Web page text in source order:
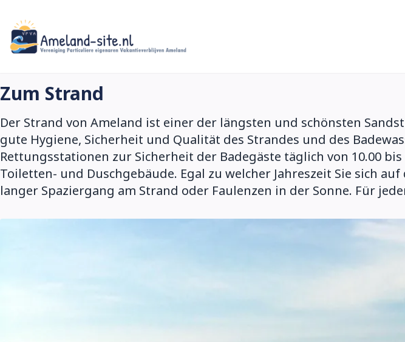
Hauptinhalt
springen
Zum Strand
Der Strand von Ameland ist einer der längsten und schönsten
gute Hygiene, Sicherheit und Qualität des Strandes und des
Rettungsstationen zur Sicherheit der Badegäste täglich von 10.00
Toiletten- und Duschgebäude. Egal zu welcher Jahreszeit Sie sich
langer Spaziergang am Strand oder Faulenzen in der Sonne. Für